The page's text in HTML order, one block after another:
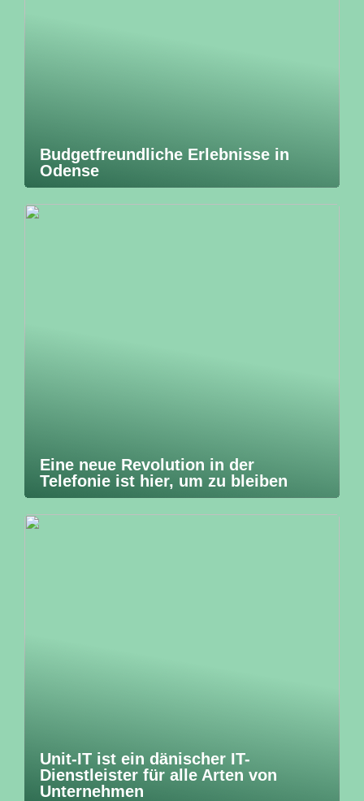
Budgetfreundliche Erlebnisse in
Odense
Eine neue Revolution in der
Telefonie ist hier, um zu bleiben
Unit-IT ist ein dänischer IT-
Dienstleister für alle Arten von
Unternehmen